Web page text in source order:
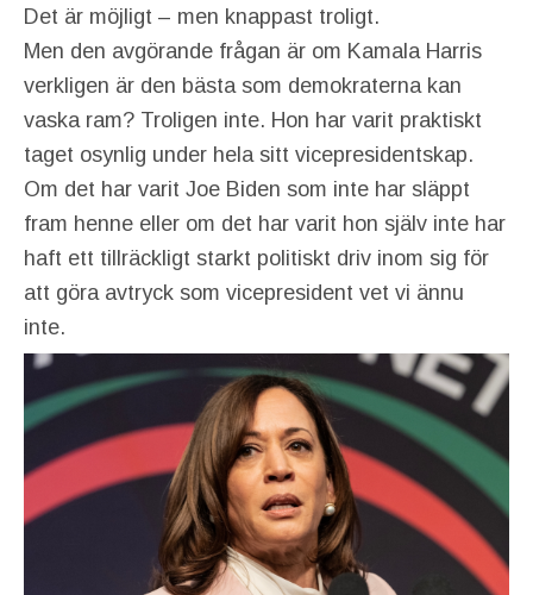
Det är möjligt – men knappast troligt.
Men den avgörande frågan är om Kamala Harris
verkligen är den bästa som demokraterna kan
vaska ram? Troligen inte. Hon har varit praktiskt
taget osynlig under hela sitt vicepresidentskap.
Om det har varit Joe Biden som inte har släppt
fram henne eller om det har varit hon själv inte har
haft ett tillräckligt starkt politiskt driv inom sig för
att göra avtryck som vicepresident vet vi ännu
inte.